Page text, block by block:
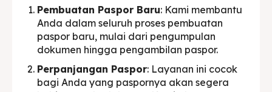
Pembuatan Paspor Baru: Kami membantu
Anda dalam seluruh proses pembuatan
paspor baru, mulai dari pengumpulan
dokumen hingga pengambilan paspor.
Perpanjangan Paspor: Layanan ini cocok
bagi Anda yang paspornya akan segera